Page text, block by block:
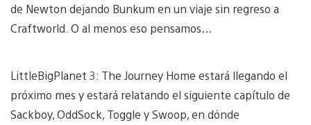
de Newton dejando Bunkum en un viaje sin regreso a
Craftworld. O al menos eso pensamos…
LittleBigPlanet 3: The Journey Home estará llegando el
próximo mes y estará relatando el siguiente capítulo de
Sackboy, OddSock, Toggle y Swoop, en dónde